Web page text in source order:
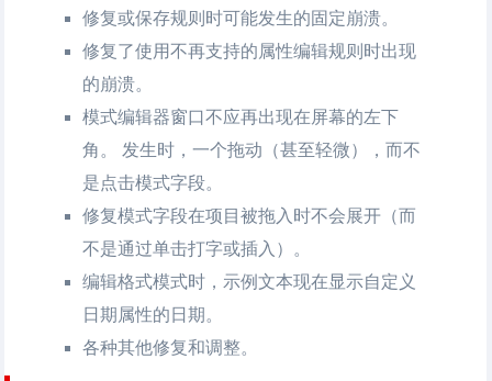
修复或保存规则时可能发生的固定崩溃。
修复了使用不再支持的属性编辑规则时出现
的崩溃。
模式编辑器窗口不应再出现在屏幕的左下
角。 发生时，一个拖动（甚至轻微），而不
是点击模式字段。
修复模式字段在项目被拖入时不会展开（而
不是通过单击打字或插入）。
编辑格式模式时，示例文本现在显示自定义
日期属性的日期。
各种其他修复和调整。